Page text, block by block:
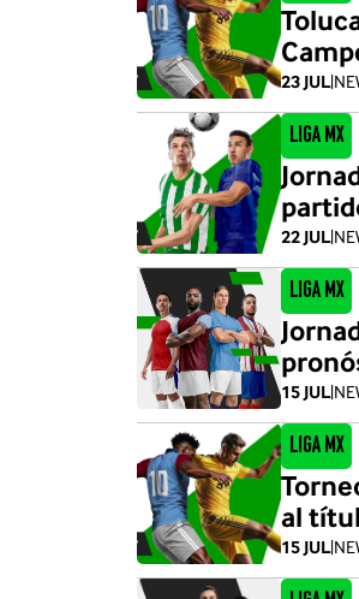
23 JUL|
Liga MX
22 JUL|
Liga MX
15 JUL|
Liga MX
15 JUL|
al